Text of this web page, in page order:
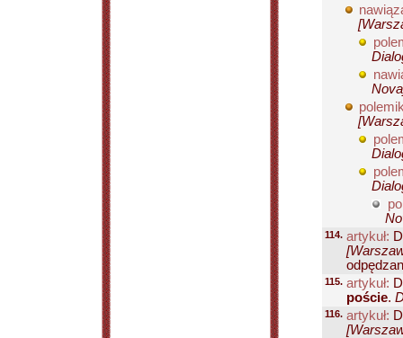
114. artykuł:
115. artykuł:
poście.
116. artykuł: